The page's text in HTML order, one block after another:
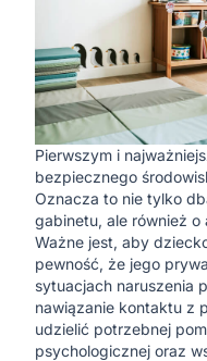
Pierwszym i
bezpiecznego
Oznacza to nie tylko
gabinetu, ale również
Ważne jest, aby
pewność, że jego
sytuacjach naruszenia
nawiązanie kontaktu z
udzielić potrzebnej
psychologicznej oraz